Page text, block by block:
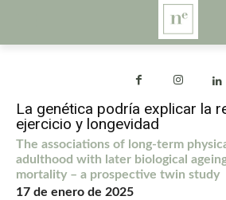
La genética podría explicar la
ejercicio y longevidad
The associations of long-term
adulthood with later biological
mortality – a prospective twin study
17 de enero de 2025